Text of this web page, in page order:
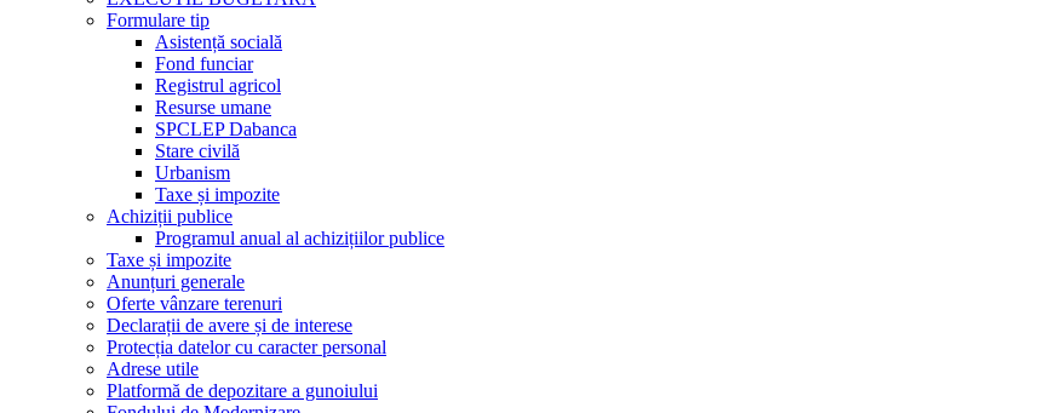
Formulare tip
Asistență socială
Fond funciar
Registrul agricol
Resurse umane
SPCLEP Dabanca
Stare civilă
Urbanism
Taxe și impozite
Achiziții publice
Programul anual al achizițiilor publice
Taxe și impozite
Anunțuri generale
Oferte vânzare terenuri
Declarații de avere și de interese
Protecția datelor cu caracter personal
Adrese utile
Platformă de depozitare a gunoiului